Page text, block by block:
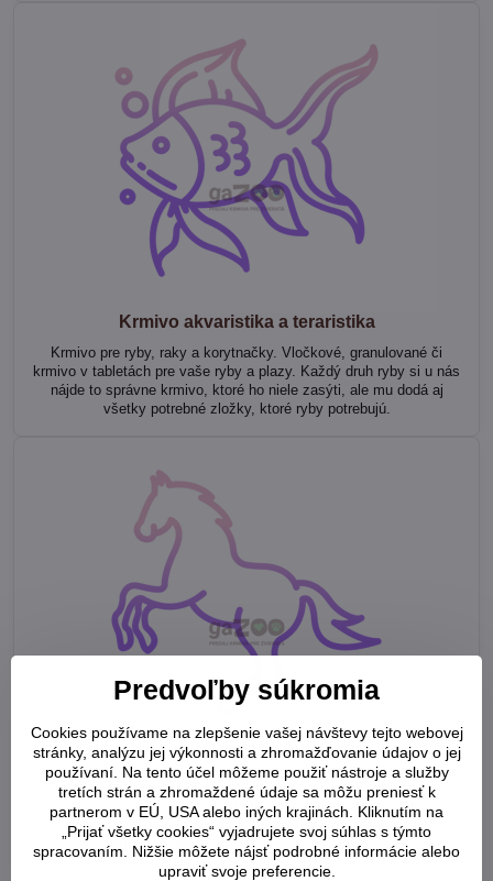
Krmivo akvaristika a teraristika
Krmivo pre ryby, raky a korytnačky. Vločkové, granulované či
krmivo v tabletách pre vaše ryby a plazy. Každý druh ryby si u nás
nájde to správne krmivo, ktoré ho niele zasýti, ale mu dodá aj
všetky potrebné zložky, ktoré ryby potrebujú.
Krmivo pre kone
Kompletná ponuka krmív a doplnkov pre kone. Kompletné
granulované zmesy a musli od značiek Fitmin a Bocus, doplnky
pre zdravú kožu srsť či kopytá ako aj vitamíny, minerály a iné
produkty podporujúce zdravie Vašich koní.
Predvoľby súkromia
Cookies používame na zlepšenie vašej návštevy tejto webovej
stránky, analýzu jej výkonnosti a zhromažďovanie údajov o jej
používaní. Na tento účel môžeme použiť nástroje a služby
tretích strán a zhromaždené údaje sa môžu preniesť k
partnerom v EÚ, USA alebo iných krajinách. Kliknutím na
„Prijať všetky cookies“ vyjadrujete svoj súhlas s týmto
spracovaním. Nižšie môžete nájsť podrobné informácie alebo
upraviť svoje preferencie.